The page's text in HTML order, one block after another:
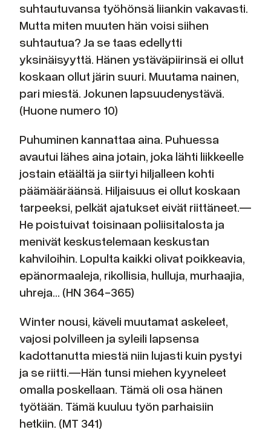
suhtautuvansa työhönsä liiankin vakavasti.
Mutta miten muuten hän voisi siihen
suhtautua? Ja se taas edellytti
yksinäisyyttä. Hänen ystäväpiirinsä ei ollut
koskaan ollut järin suuri. Muutama nainen,
pari miestä. Jokunen lapsuudenystävä.
(Huone numero 10)
Puhuminen kannattaa aina. Puhuessa
avautui lähes aina jotain, joka lähti liikkeelle
jostain etäältä ja siirtyi hiljalleen kohti
päämääräänsä. Hiljaisuus ei ollut koskaan
tarpeeksi, pelkät ajatukset eivät riittäneet.—
He poistuivat toisinaan poliisitalosta ja
menivät keskustelemaan keskustan
kahviloihin. Lopulta kaikki olivat poikkeavia,
epänormaaleja, rikollisia, hulluja, murhaajia,
uhreja… (HN 364-365)
Winter nousi, käveli muutamat askeleet,
vajosi polvilleen ja syleili lapsensa
kadottanutta miestä niin lujasti kuin pystyi
ja se riitti.—Hän tunsi miehen kyyneleet
omalla poskellaan. Tämä oli osa hänen
työtään. Tämä kuuluu työn parhaisiin
hetkiin. (MT 341)